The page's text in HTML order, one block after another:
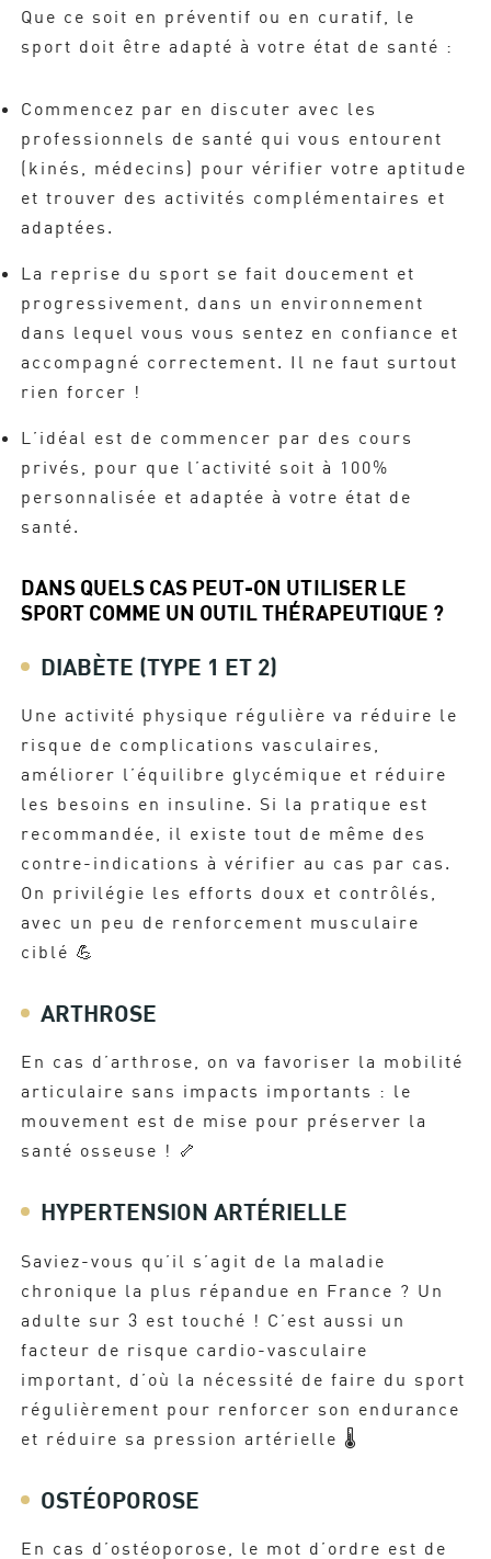
Que ce soit en préventif ou en curatif, le
sport doit être adapté à votre état de santé :
Commencez par en discuter avec les
professionnels de santé qui vous entourent
(kinés, médecins) pour vérifier votre aptitude
et trouver des activités complémentaires et
adaptées.
La reprise du sport se fait doucement et
progressivement, dans un environnement
dans lequel vous vous sentez en confiance et
accompagné correctement. Il ne faut surtout
rien forcer !
L’idéal est de commencer par des cours
privés, pour que l’activité soit à 100%
personnalisée et adaptée à votre état de
santé.
DANS QUELS CAS PEUT-ON UTILISER LE
SPORT COMME UN OUTIL THÉRAPEUTIQUE ?
DIABÈTE (TYPE 1 ET 2)
Une activité physique régulière va réduire le
risque de complications vasculaires,
améliorer l’équilibre glycémique et réduire
les besoins en insuline. Si la pratique est
recommandée, il existe tout de même des
contre-indications à vérifier au cas par cas.
On privilégie les efforts doux et contrôlés,
avec un peu de renforcement musculaire
ciblé 💪
ARTHROSE
En cas d’arthrose, on va favoriser la mobilité
articulaire sans impacts importants : le
mouvement est de mise pour préserver la
santé osseuse ! 🦴​
HYPERTENSION ARTÉRIELLE
Saviez-vous qu’il s’agit de la maladie
chronique la plus répandue en France ? Un
adulte sur 3 est touché ! C’est aussi un
facteur de risque cardio-vasculaire
important, d’où la nécessité de faire du sport
régulièrement pour renforcer son endurance
et réduire sa pression artérielle 🌡️​
OSTÉOPOROSE
En cas d’ostéoporose, le mot d’ordre est de